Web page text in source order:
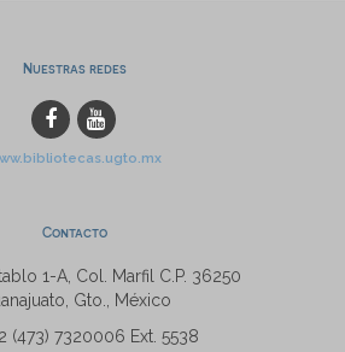
Nuestras redes
Contacto
1-A, Col. Marfil C.P. 36250
Gto., México
(473) 7320006 Ext. 5538